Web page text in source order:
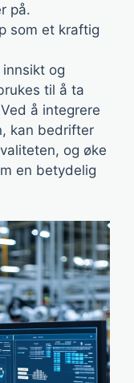
på.
som et kraftig
og
til å ta
å integrere
kan bedrifter
og øke
en betydelig